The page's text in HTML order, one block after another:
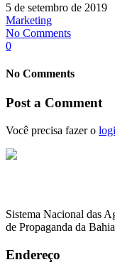
5 de setembro de 2019
Marketing
No Comments
0
No Comments
Post a Comment
Você precisa fazer o
Sistema Nacional das
de Propaganda da Bahia
Endereço